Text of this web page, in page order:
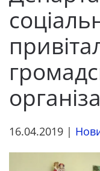
16.04.2019 |